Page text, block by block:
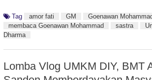
Tag amor fati GM Goenawan
membaca Goenawan Mohammad
sastra
Dharma
Lomba Vlog UMKM DIY, BMT